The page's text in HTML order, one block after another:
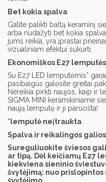
Bet kokia spalva
Galite palikti baltą keraminį
arba nudažyti bet kokia
jums reikia, yra įprastai
vizualiniam efektui sukurti.
Ekonomiškos E27 lemputės
Su E27 LED lemputėmis*
pasibaigus galėsite greitai
Nereikia pirkti naujos, kaip ir
SIGMA MINI keramikiniame
naują lemputę ir ji paruošta!
*lemputė neįtraukta
Spalva ir reikalingos
Sureguliuokite šviesos
ar tipą. Dėl keičiamų E27
kiekviena sieninio
švytėjimą: nuo prislopintos